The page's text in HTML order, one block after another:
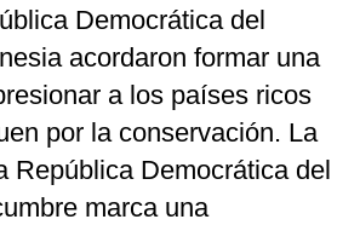
Democrática del
acordaron formar una
a los países ricos
por la conservación. La
República Democrática del
marca una